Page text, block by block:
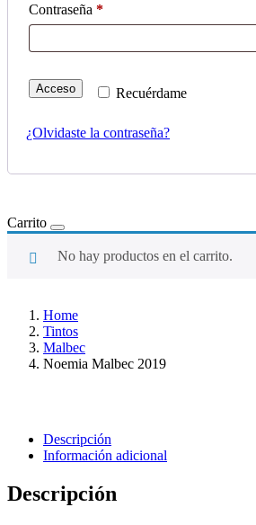
Contraseña *Obligatorio
Recuérdame
Acceso
¿Olvidaste la contraseña?
Carrito
No hay productos en el carrito.
Home
Tintos
Malbec
Noemia Malbec 2019
Descripción
Información adicional
Descripción